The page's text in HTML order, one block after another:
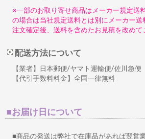
※一部のお取り寄せ商品はメーカー規定送
の場合は当社規定送料とは別にメーカー
注文確定後、送料を含めたお見積を改めて
配送方法について
【業者】日本郵便/ヤマト運輸便/佐川急便
【代引手数料料金】全国一律
■お届け日について
■商品の発送は弊社で在庫品があれば翌営